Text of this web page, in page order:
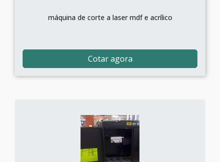
máquina de corte a laser mdf e acrílico
Cotar agora